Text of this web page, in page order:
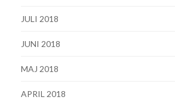
JULI 2018
JUNI 2018
MAJ 2018
APRIL 2018